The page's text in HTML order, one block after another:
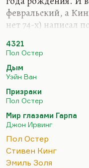
февральский, а
нет 74-х) написал
фильмов,
стихотворных
хороших
русской литературе!
Я не очень люблю
многословный, и
для такой
герой мне
Но сама
4321
Пол Остер
Дым
Уэйн Ван
Призраки
Пол Остер
Мир глазами Гарпа
Джон Ирвинг
Пол Остер
Стивен Кинг
Эмиль Золя